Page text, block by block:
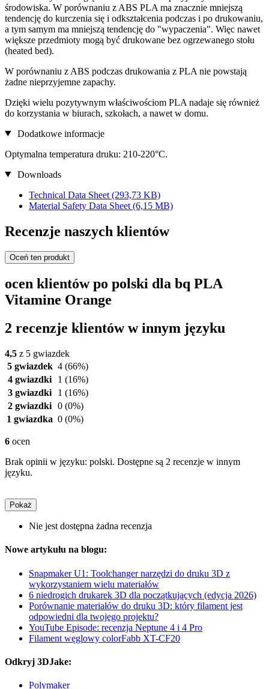
środowiska. W porównaniu z ABS PLA ma znacznie mniejszą
tendencję do kurczenia się i odkształcenia podczas i po drukowaniu,
a tym samym ma mniejszą tendencję do "wypaczenia". Więc nawet
większe przedmioty mogą być drukowane bez ogrzewanego stołu
(heated bed).
W porównaniu z ABS podczas drukowania z PLA nie powstają
żadne nieprzyjemne zapachy.
Dzięki wielu pozytywnym właściwościom PLA nadaje się również
do korzystania w biurach, szkołach, a nawet w domu.
Dodatkowe informacje
Optymalna temperatura druku: 210-220°C.
Downloads
Technical Data Sheet (293,73 KB)
Material Safety Data Sheet (6,15 MB)
Recenzje naszych klientów
Oceń ten produkt
ocen klientów po polski dla bq PLA
Vitamine Orange
2 recenzje klientów w innym języku
4,5 z 5 gwiazdek
5 gwiazdek 4 (66%)
4 gwiazdki
1 (16%)
3 gwiazdki
1 (16%)
2 gwiazdki 0 (0%)
1 gwiazdka 0 (0%)
6 ocen
Brak opinii w języku: polski. Dostępne są 2 recenzje w innym
języku.
Pokaż
Nie jest dostępna żadna recenzja
Nowe artykułu na blogu:
Snapmaker U1: Toolchanger narzędzi do druku 3D z
wykorzystaniem wielu materiałów
6 niedrogich drukarek 3D dla początkujących (edycja 2026)
Porównanie materiałów do druku 3D: który filament jest
odpowiedni dla twojego projektu?
YouTube Episode: recenzja Neptune 4 i 4 Pro
Filament węglowy colorFabb XT-CF20
Odkryj 3DJake:
Polymaker